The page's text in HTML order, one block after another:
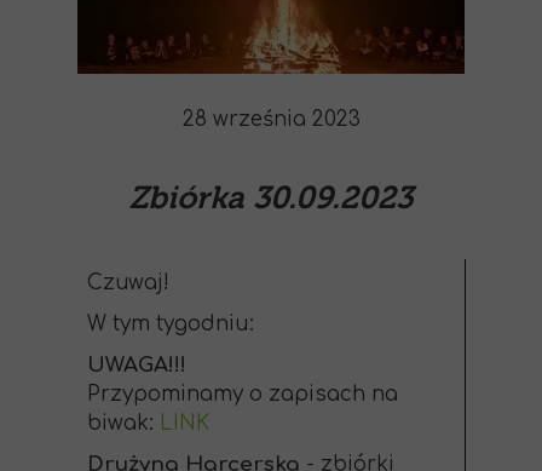
28 września 2023
Zbiórka 30.09.2023
Czuwaj!
W tym tygodniu:
UWAGA!!!
Przypominamy o zapisach na
biwak: LINK
Drużyna Harcerska - zbiórki